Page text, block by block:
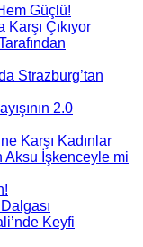
Güçlü!
Çıkıyor
Strazburg’tan
2.0
Karşı Kadınlar
İşkenceyle mi
Keyfi